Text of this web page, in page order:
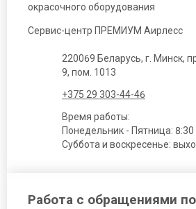
окрасочного оборудования
Сервис-центр ПРЕМИУМ Аирлесс
220069 Беларусь, г. Минск,
9, пом. 1013
+375 29 303-44-46
Время работы:
Понедельник - Пятница: 8:30
Суббота и воскресенье:
Работа с обращениями